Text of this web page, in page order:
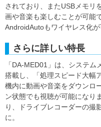
されており、またUSBメモリ
画や音楽も楽しむことが可能
AndroidAutoもワイヤレス化が
さらに詳しい特長
「DA-MED01」は、システ
搭載し、「処理スピード大幅
機内に動画や音楽をダウンロ
ン状態でも視聴が可能になり
り、ドライブレコーダーの撮
に。